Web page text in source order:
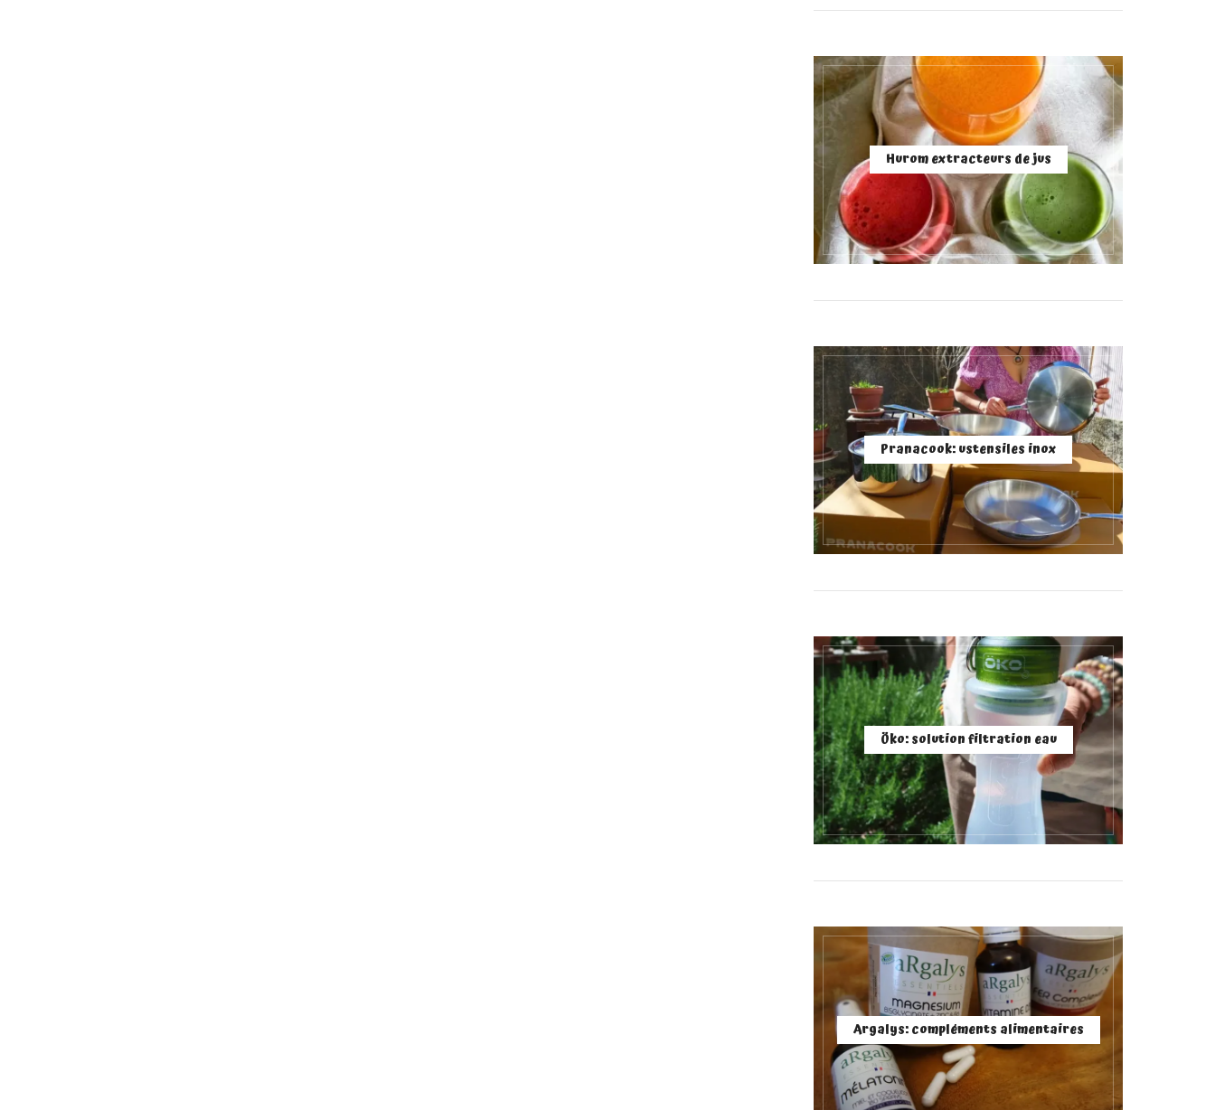
Hurom extracteurs de jus
Pranacook: ustensiles inox
Öko: solution filtration eau
Argalys: compléments alimentaires